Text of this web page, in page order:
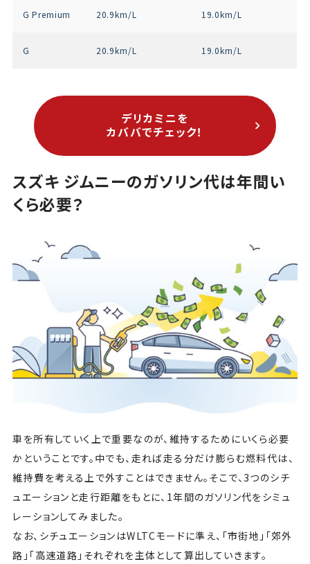
G Premium 20.9km/L 19.0km/L
G 20.9km/L 19.0km/L
デリカミニを
カババでチェック！
スズキ ジムニーのガソリン代は年間い
くら必要？
車を所有していく上で重要なのが、維持するためにいくら必要
かということです。中でも、走れば走る分だけ膨らむ燃料代は、
維持費を考える上で外すことはできません。そこで、3つのシチ
ュエーションと走行距離をもとに、1年間のガソリン代をシミュ
レーションしてみました。
なお、シチュエーションはWLTCモードに準え、「市街地」「郊外
路」「高速道路」それぞれを主体として算出していきます。